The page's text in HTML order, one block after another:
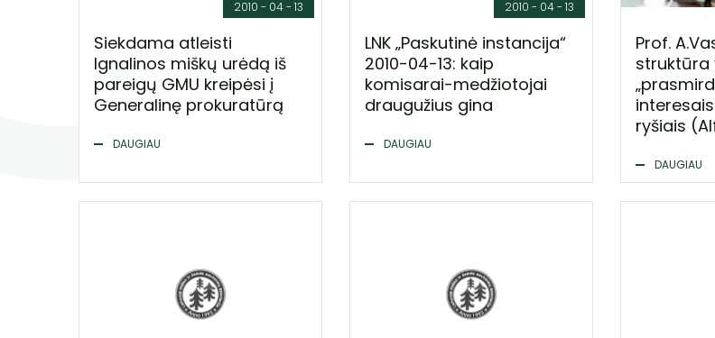
2010 - 04 - 13
Siekdama atleisti
Ignalinos miškų urėdą iš
pareigų GMU kreipėsi į
Generalinę prokuratūrą
DAUGIAU
2010 - 04 - 13
LNK „Paskutinė instancija“
2010-04-13: kaip
komisarai-medžiotojai
draugužius gina
DAUGIAU
Prof.
struktūra
ryšiais
DAUGIAU